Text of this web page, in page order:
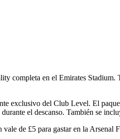
completa en el Emirates
exclusivo del Club Level. El
el descanso. También se
de £5 para gastar en la